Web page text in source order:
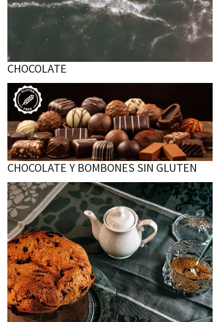
CHOCOLATE
CHOCOLATE Y BOMBONES SIN GLUTEN